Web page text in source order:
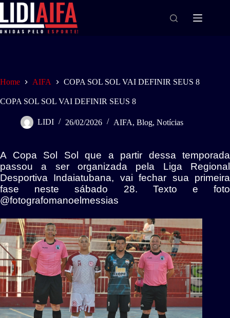
Home AIFA COPA SOL SOL VAI DEFINIR SEUS 8
COPA SOL SOL VAI DEFINIR SEUS 8
LIDI 26/02/2026 AIFA, Blog, Notícias
A Copa Sol Sol que a partir dessa temporada
passou a ser organizada pela Liga Regional
Desportiva Indaiatubana, vai fechar sua primeira
fase neste sábado 28. Texto e foto
@fotografomanoelmessias